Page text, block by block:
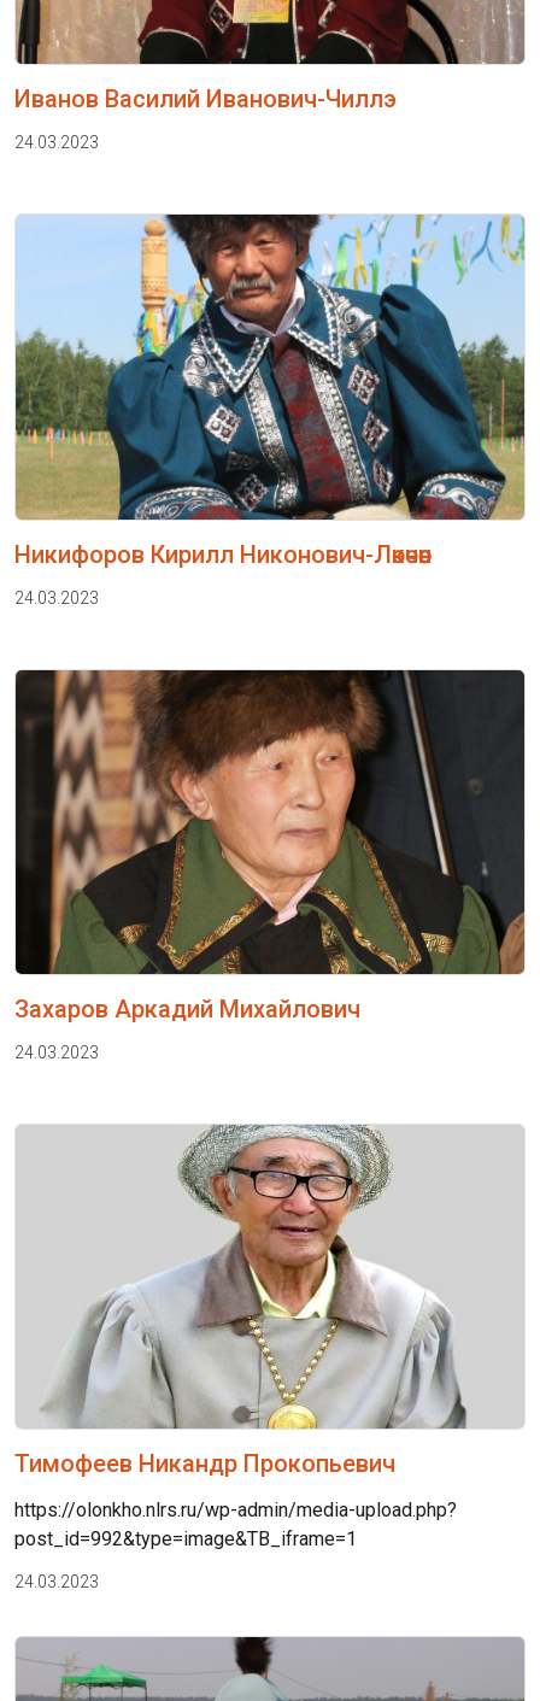
Иванов Василий Иванович-Чиллэ
24.03.2023
Никифоров Кирилл Никонович-Лөкөчөөн
24.03.2023
Захаров Аркадий Михайлович
24.03.2023
Тимофеев Никандр Прокопьевич
https://olonkho.nlrs.ru/wp-admin/media-upload.php?
post_id=992&type=image&TB_iframe=1
24.03.2023